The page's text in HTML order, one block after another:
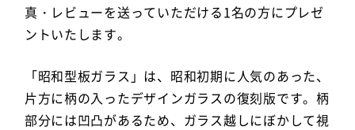
真・レビューを送っていただける1名の方にプレゼ
ントいたします。
「昭和型板ガラス」は、昭和初期に人気のあった、
片方に柄の入ったデザインガラスの復刻版です。柄
部分には凹凸があるため、ガラス越しにぼかして視